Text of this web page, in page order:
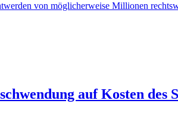
von möglicherweise Millionen
auf Kosten des